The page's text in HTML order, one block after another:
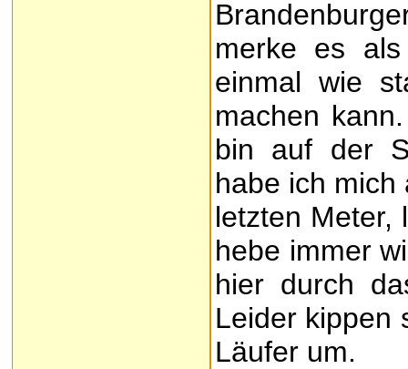
merke es
einmal wie
machen
bin auf der
habe ich
letzten Meter,
hebe immer
hier durch
Leider kippen
Läufer um.